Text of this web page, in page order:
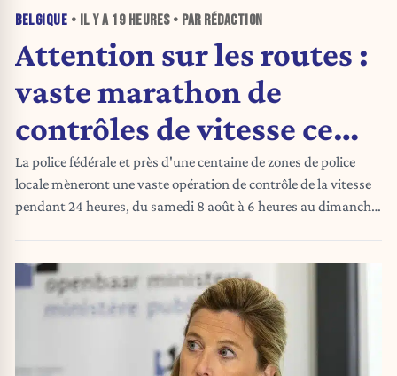
BELGIQUE • IL Y A 19 HEURES• PAR RÉDACTION
Attention sur les routes :
vaste marathon de
contrôles de vitesse ce
week-end en Belgique
La police fédérale et près d'une centaine de zones de police
locale mèneront une vaste opération de contrôle de la vitesse
pendant 24 heures, du samedi 8 août à 6 heures au dimanche